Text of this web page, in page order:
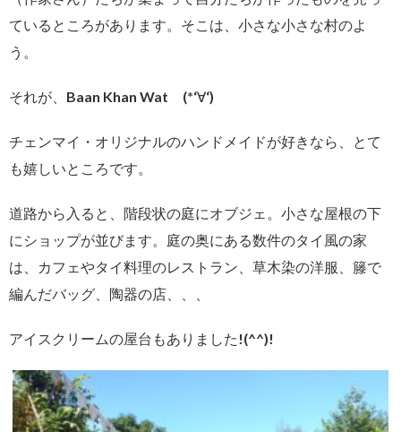
ているところがあります。そこは、小さな小さな村のよ
う。
それが、Baan Khan Wat (*‘∀‘)
チェンマイ・オリジナルのハンドメイドが好きなら、とて
も嬉しいところです。
道路から入ると、階段状の庭にオブジェ。小さな屋根の下
にショップが並びます。庭の奥にある数件のタイ風の家
は、カフェやタイ料理のレストラン、草木染の洋服、籐で
編んだバッグ、陶器の店、、、
アイスクリームの屋台もありました!(^^)!